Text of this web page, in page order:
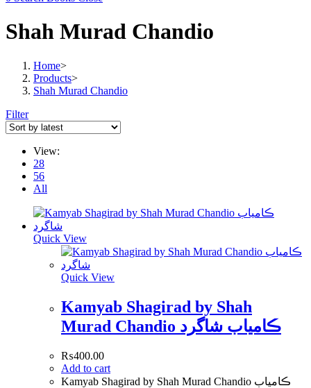
Shah Murad Chandio
Home>
Products>
Shah Murad Chandio
Filter
View:
28
56
All
Quick View
Quick View
Kamyab Shagirad by Shah
Murad Chandio ڪامياب شاگرد
₨400.00
Add to cart
Kamyab Shagirad by Shah Murad Chandio ڪامياب